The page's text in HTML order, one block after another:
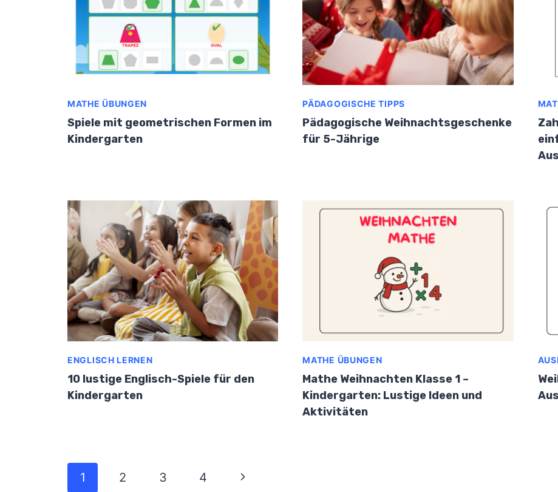
MATHE ÜBUNGEN
Spiele mit geometrischen Formen im
Kindergarten
PÄDAGOGISCHE TIPPS
Pädagogische Weihnachtsgeschenke
für 5-Jährige
ENGLISCH LERNEN
10 lustige Englisch-Spiele für den
Kindergarten
MATHE ÜBUNGEN
Mathe Weihnachten Klasse 1 –
Kindergarten: Lustige Ideen und
Aktivitäten
Seitennavigation
1 2 3 4 Nächste